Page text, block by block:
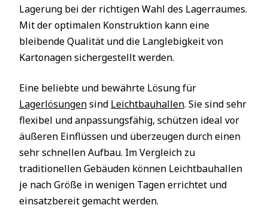
Lagerung bei der richtigen Wahl des Lagerraumes.
Mit der optimalen Konstruktion kann eine
bleibende Qualität und die Langlebigkeit von
Kartonagen sichergestellt werden.
Eine beliebte und bewährte Lösung für
Lagerlösungensind Leichtbauhallen. Sie sind sehr
flexibel und anpassungsfähig, schützen ideal vor
äußeren Einflüssen und überzeugen durch einen
sehr schnellen Aufbau. Im Vergleich zu
traditionellen Gebäuden können Leichtbauhallen
je nach Größe in wenigen Tagen errichtet und
einsatzbereit gemacht werden.